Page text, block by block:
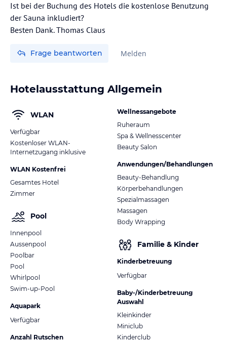
Ist bei der Buchung des Hotels die kostenlose Benutzung
der Sauna inkludiert?
Besten Dank. Thomas Claus
Frage beantworten Melden
Hotelausstattung Allgemein
WLAN
Verfügbar
Kostenloser WLAN-
Internetzugang inklusive
WLAN Kostenfrei
Gesamtes Hotel
Zimmer
Pool
Innenpool
Aussenpool
Poolbar
Pool
Whirlpool
Swim-up-Pool
Aquapark
Verfügbar
Anzahl Rutschen
Wellnessangebote
Ruheraum
Spa & Wellnesscenter
Beauty Salon
Anwendungen/Behandlungen
Beauty-Behandlung
Körperbehandlungen
Spezialmassagen
Massagen
Body Wrapping
Familie & Kinder
Kinderbetreuung
Verfügbar
Baby-/Kinderbetreuung
Auswahl
Kleinkinder
Miniclub
Kinderclub